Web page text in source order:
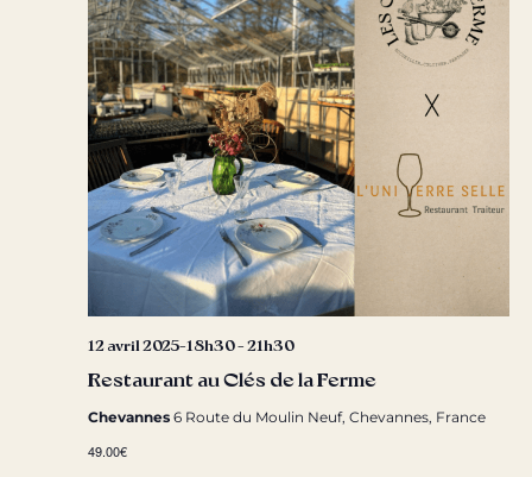
Restaurant au Clés de la Ferme
12 avril 2025-18h30- 21h30
Chevannes 6 Route du Moulin Neuf, Chevannes, France
49.00€